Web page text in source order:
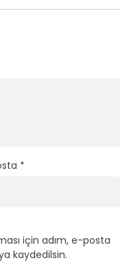
*
için adım, e-posta
kaydedilsin.